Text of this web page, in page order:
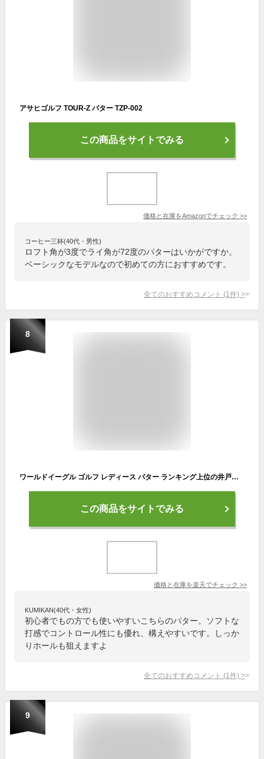
アサヒゴルフ TOUR-Z パター TZP-002
この商品をサイトでみる
価格と在庫をAmazonでチェック >>
コーヒー三杯(40代・男性)
ロフト角が3度でライ角が72度のパターはいかがですか。
ベーシックなモデルなので初めての方におすすめです。
全てのおすすめコメント (1 件) >
8
ワールドイーグル ゴルフ レディース パター ランキング上位の井戸木プロ推薦FLクラブシリーズ お薦めアクアブルー色 WORLD EAGLE 特に初心者の方におすすめ【sspter】【add−option】
この商品をサイトでみる
価格と在庫を楽天でチェック >>
KUMIKAN(40代・女性)
初心者でもの方でも使いやすいこちらのパター。ソフトな
打感でコントロール性にも優れ、構えやすいです。しっか
りホールも狙えますよ
全てのおすすめコメント (1 件) >
9